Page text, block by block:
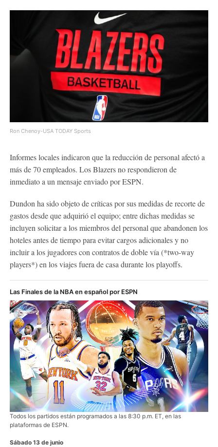
Ron Chenoy-USA TODAY Sports
Informes locales indicaron que la reducción de personal afectó a
más de 70 empleados. Los Blazers no respondieron de
inmediato a un mensaje enviado por ESPN.
Dundon ha sido objeto de críticas por sus medidas de recorte de
gastos desde que adquirió el equipo; entre dichas medidas se
incluyen solicitar a los miembros del personal que abandonen los
hoteles antes de tiempo para evitar cargos adicionales y no
incluir a los jugadores con contratos de doble vía (*two-way
players*) en los viajes fuera de casa durante los playoffs.
Las Finales de la NBA en español por ESPN
Todos los partidos están programados a las 8:30 p.m. ET, en las
plataformas de ESPN.
Sábado 13 de junio